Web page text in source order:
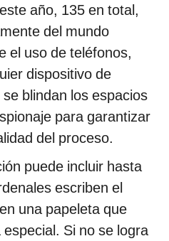
año, 135 en total,
del mundo
el uso de teléfonos,
dispositivo de
blindan los espacios
para garantizar
del proceso.
puede incluir hasta
escriben el
una papeleta que
Si no se logra